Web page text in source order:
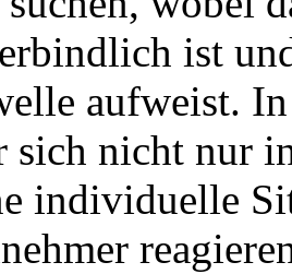
ist
aufweist.
sich nicht nur
individuelle